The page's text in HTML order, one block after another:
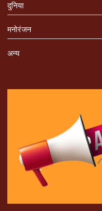
दुनिया
मनोरंजन
अन्य